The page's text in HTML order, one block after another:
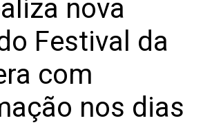
nova
Festival da
com
nos dias